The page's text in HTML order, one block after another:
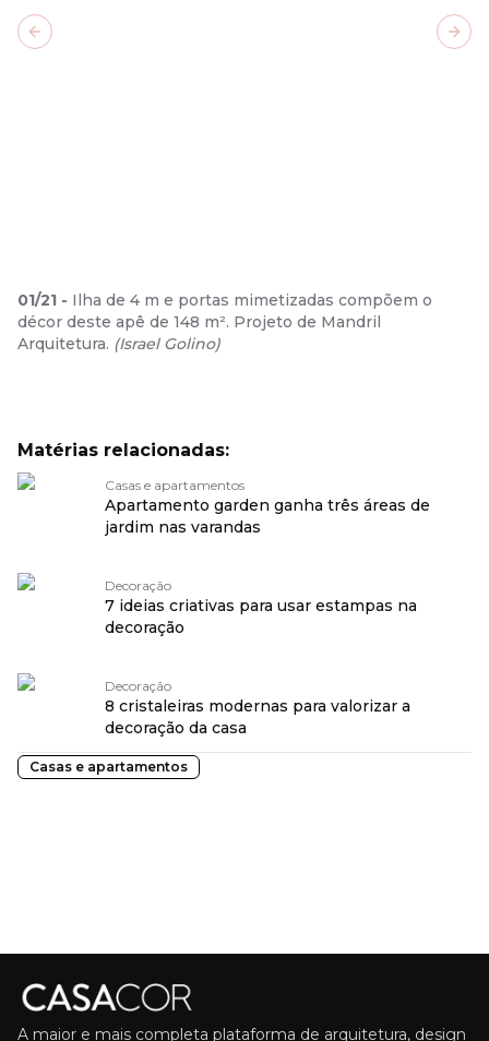
01/21 - Ilha de 4 m e portas mimetizadas compõem o
décor deste apê de 148 m². Projeto de Mandril
Arquitetura. (Israel Golino)
Previous slide
Matérias relacionadas:
Casas e apartamentos
Apartamento garden ganha três áreas de
jardim nas varandas
Decoração
7 ideias criativas para usar estampas na
decoração
Decoração
8 cristaleiras modernas para valorizar a
decoração da casa
Casas e apartamentos
A maior e mais completa plataforma de arquitetura, design